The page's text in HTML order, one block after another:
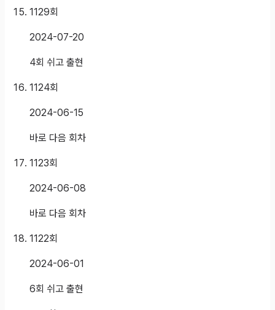
1129회
2024-07-20
4회 쉬고 출현
1124회
2024-06-15
바로 다음 회차
1123회
2024-06-08
바로 다음 회차
1122회
2024-06-01
6회 쉬고 출현